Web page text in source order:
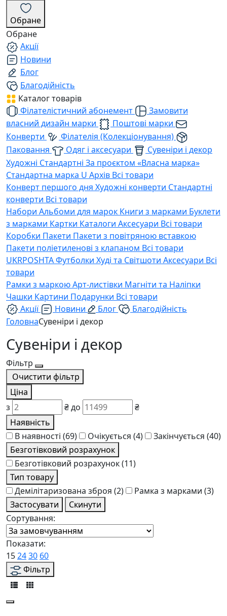
Обране
Обране
Акції
Новини
Блог
Благодійність
Каталог товарів
Філателістичний абонемент
Замовити
власний дизайн марки
Поштові марки
Конверти
Філателія (Колекціонування)
Паковання
Одяг і аксесуари
Сувеніри і декор
Художні Стандартні За проєктом «Власна марка»
Стандартна марка U Архів Всі товари
Конверт першого дня Художні конверти Стандартні
конверти Всі товари
Набори Альбоми для марок Книги з марками Буклети
з марками Картки Каталоги Аксесуари Всі товари
Коробки Пакети Пакети з повітряною вставкою
Пакети поліетиленові з клапаном Всі товари
UKRPOSHTAФутболки Худі та Світшоти Аксесуари Всі
товари
Рамки з маркоюАрт-листівки Магніти та Наліпки
Чашки Картини Подарунки Всі товари
Акції
Новини Блог
Благодійність
ГоловнаСувеніри і декор
Сувеніри і декор
Фільтр
Очистити фільтр
Ціна
з
₴до
₴
Наявність
В наявності (69) Очікується (4) Закінчується (40)
Безготівковий розрахунок
Безготівковий розрахунок(11)
Тип товару
Демілітаризована зброя (2) Рамка з марками (3)
Застосувати
Скинути
Сортування:
Показати:
152430 60
Фільтр